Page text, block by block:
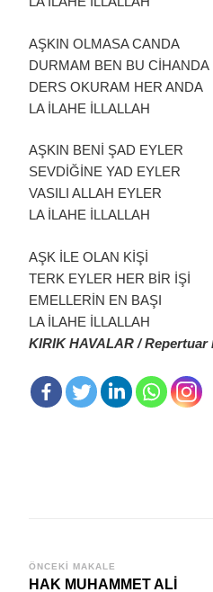
AŞKIN OLMASA CANDA
DURMAM BEN BU CİHANDA
DERS OKURAM HER ANDA
LA İLAHE İLLALLAH
AŞKIN BENİ ŞAD EYLER
SEVDİĞİNE YAD EYLER
VASILI ALLAH EYLER
LA İLAHE İLLALLAH
AŞK İLE OLAN KİŞİ
TERK EYLER HER BİR İŞİ
EMELLERİN EN BAŞI
LA İLAHE İLLALLAH
KIRIK HAVALAR / Repertuar
Yazı
ÖNCEKI MAKALE
HAK MUHAMMET ALİ